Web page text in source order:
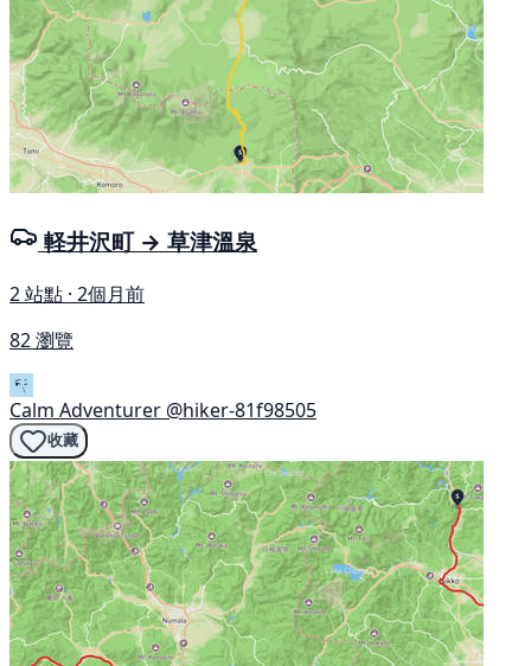
軽井沢町 → 草津溫泉
2 站點 · 2個月前
82 瀏覽
Calm Adventurer @hiker-81f98505
收藏